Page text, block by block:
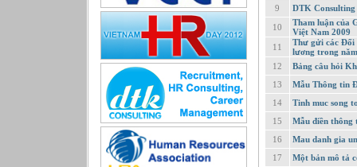
Quản lý chất lượng
Quản lý, Điều hành
Quản lý, Kinh doanh bất động sản
Quản trị hệ thống
Sản xuất game online
Sở hữu công nghiệp
Tài chính
Thiết kế
Tiếp thị
9
DTK
10
Tham luận của
Việt Nam 2009
11
Thư gửi các Đối
lương trong
12
Bảng câu hỏi
13
Mẫu Thông tin
14
Tinh muc song
15
Mẫu điền thông
16
Mau danh gia
17
Một bản mô tả